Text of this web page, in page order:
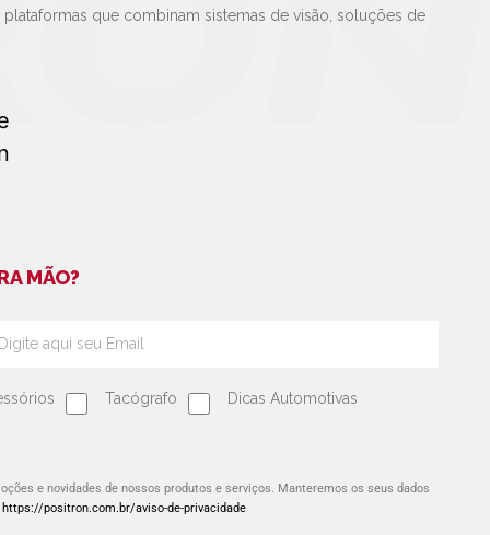
que combinam sistemas de visão, soluções de
MÃO?
Tacógrafo Dicas Automotivas
e novidades de nossos produtos e serviços. Manteremos os seus dados
https://positron.com.br/aviso-de-privacidade